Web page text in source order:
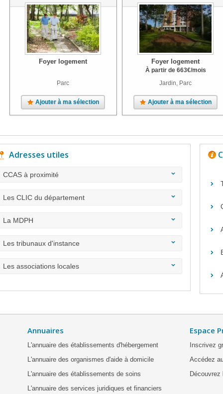
Foyer logement
Parc
Ajouter à ma sélection
Foyer logement
À partir de 663€/mois
Jardin, Parc
Ajouter à ma sélection
Adresses utiles
CCAS à proximité
Les CLIC du département
La MDPH
Les tribunaux d'instance
Les associations locales
Annuaires
L'annuaire des établissements d'hébergement
L'annuaire des organismes d'aide à domicile
L'annuaire des établissements de soins
L'annuaire des services juridiques et financiers
Espace
Inscrivez
Accédez